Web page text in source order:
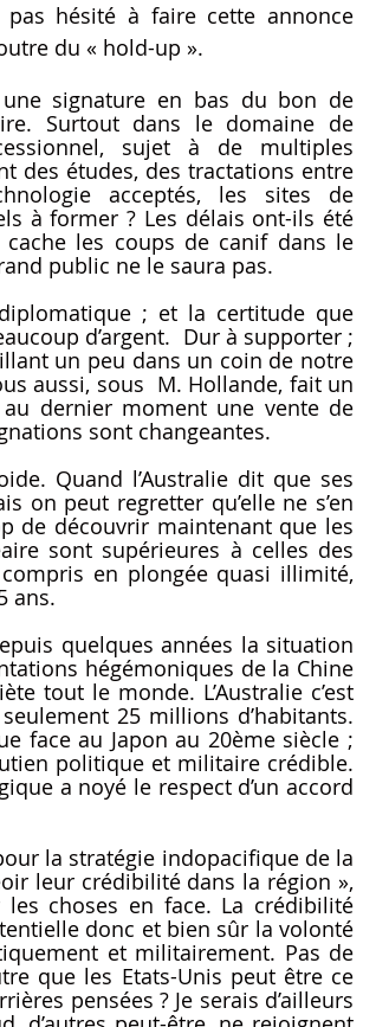
pas hésité à faire cette annonce
du « hold-up ».
signature en bas du bon de
Surtout dans le domaine de
sujet à de multiples
des études, des tractations entre
acceptés, les sites de
à former ? Les délais ont-ils été
les coups de canif dans le
public ne le saura pas.
; et la certitude que
d’argent.  Dur à supporter ;
un peu dans un coin de notre
aussi, sous  M. Hollande, fait un
dernier moment une vente de
sont changeantes.
Quand l’Australie dit que ses
on peut regretter qu’elle ne s’en
de découvrir maintenant que les
sont supérieures à celles des
en plongée quasi illimité,
ans.
quelques années la situation
hégémoniques de la Chine
tout le monde. L’Australie c’est
25 millions d’habitants.
face au Japon au 20ème siècle ;
politique et militaire crédible.
a noyé le respect d’un accord
la stratégie indopacifique de la
leur crédibilité dans la région »,
choses en face. La crédibilité
donc et bien sûr la volonté
et militairement. Pas de
que les Etats-Unis peut être ce
pensées ? Je serais d’ailleurs